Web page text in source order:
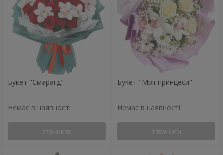
Букет "Смарагд"
Немає в наявності
Уточнити
Букет "Мрії принцеси"
Немає в наявності
Уточнити